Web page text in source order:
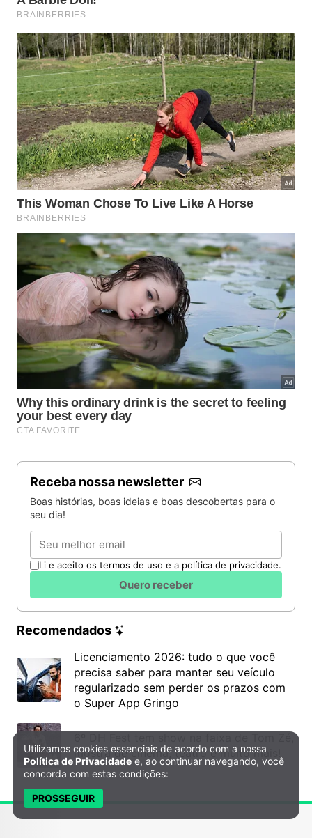
Receba nossa newsletter
Boas histórias, boas ideias e boas descobertas para o
seu dia!
Email
Li e aceito os termos de uso e a política de privacidade.
Quero receber
Recomendados
Licenciamento 2026: tudo o que você
precisa saber para manter seu veículo
regularizado sem perder os prazos com
o Super App Gringo
mostra de cinema, teatro e muito mais!
Política de Privacidade e Cookies
Utilizamos cookies essenciais de acordo com a nossa
Política de Privacidade e, ao continuar navegando, você
concorda com estas condições:
PROSSEGUIR